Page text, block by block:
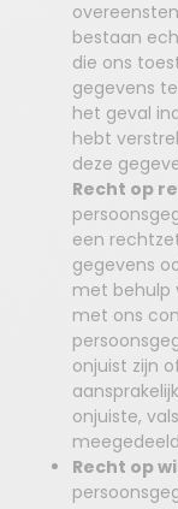
bestaan
die ons
gegevens
het geval
hebt
deze
Recht op
een
gegevens
met behulp
met ons
onjuist zijn
onjuiste,
Recht op